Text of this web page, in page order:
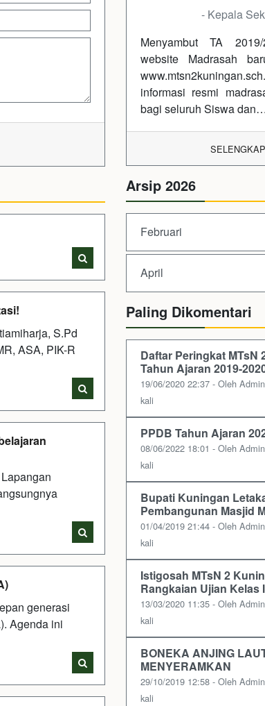
S.Pd
ASA, PIK-R
generasi
Agenda ini
- Kepala
Menyambut TA
website Madrasah
informasi resmi
bagi seluruh Siswa
Arsip 2026
Februari
April
Paling Dikomentari
Daftar Peringkat MTsN
Tahun Ajaran 2019-
19/06/2020 22:37 - Oleh
kali
PPDB Tahun Ajaran
08/06/2022 18:01 - Oleh
kali
Bupati Kuningan
Pembangunan Masjid
01/04/2019 21:44 - Oleh
kali
Istigosah MTsN 2
Rangkaian Ujian Kelas
13/03/2020 11:35 - Oleh
kali
BONEKA ANJING
MENYERAMKAN
29/10/2019 12:58 - Oleh
kali